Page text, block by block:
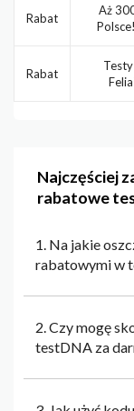
Rabat
Aż
Rabat
Najczęściej
rabatowe
1. Na jakie
rabatowymi w
2. Czy mogę
testDNA za